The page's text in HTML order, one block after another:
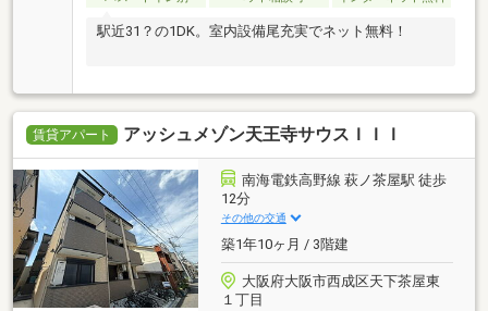
駅近31？の1DK。室内設備尾充実でネット無料！
賃貸アパート アッシュメゾン天王寺サウスＩＩＩ
南海電鉄高野線 萩ノ茶屋駅 徒歩
12分
その他の交通
築1年10ヶ月 / 3階建
大阪府大阪市西成区天下茶屋東
１丁目